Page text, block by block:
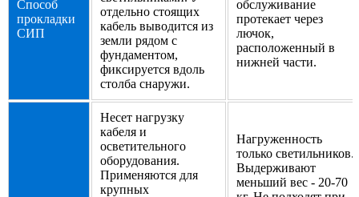
Способ
прокладки
СИП
отдельно стоящих
кабель выводится из
земли рядом с
фундаментом,
фиксируется вдоль
столба снаружи.
обслуживание
протекает через
лючок,
расположенный в
нижней части.
Несет нагрузку
кабеля и
осветительного
оборудования.
Применяются для
крупных
Нагруженность
только светильников.
Выдерживают
меньший вес - 20-70